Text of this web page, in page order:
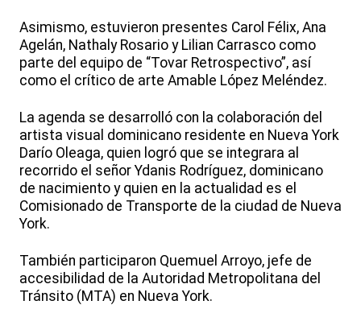
Asimismo, estuvieron presentes Carol Félix, Ana
Agelán, Nathaly Rosario y Lilian Carrasco como
parte del equipo de “Tovar Retrospectivo”, así
como el crítico de arte Amable López Meléndez.
La agenda se desarrolló con la colaboración del
artista visual dominicano residente en Nueva York
Darío Oleaga, quien logró que se integrara al
recorrido el señor Ydanis Rodríguez, dominicano
de nacimiento y quien en la actualidad es el
Comisionado de Transporte de la ciudad de Nueva
York.
También participaron Quemuel Arroyo, jefe de
accesibilidad de la Autoridad Metropolitana del
Tránsito (MTA) en Nueva York.